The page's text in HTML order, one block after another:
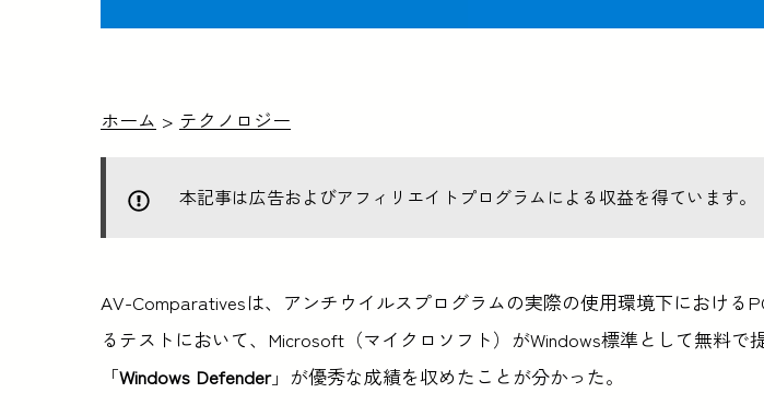
ホーム > テクノロジー
本記事は広告およびアフィリエイトプログラムによる収益を得ています。
AV-Comparativesは、アンチウイルスプログラムの実際の使用環境下における
るテストにおいて、Microsoft（マイクロソフト）がWindows標準として無料で
「Windows Defender」が優秀な成績を収めたことが分かった。